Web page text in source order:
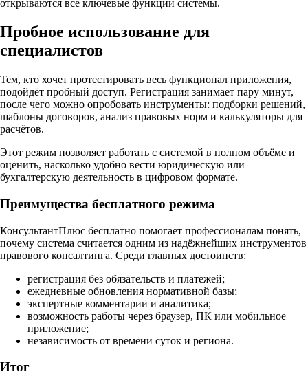
открываются все ключевые функции системы.
Пробное использование для
специалистов
Тем, кто хочет протестировать весь функционал приложения,
подойдёт пробный доступ. Регистрация занимает пару минут,
после чего можно опробовать инструменты: подборки решений,
шаблоны договоров, анализ правовых норм и калькуляторы для
расчётов.
Этот режим позволяет работать с системой в полном объёме и
оценить, насколько удобно вести юридическую или
бухгалтерскую деятельность в цифровом формате.
Преимущества бесплатного режима
КонсультантПлюс бесплатно помогает профессионалам понять,
почему система считается одним из надёжнейших инструментов
правового консалтинга. Среди главных достоинств:
регистрация без обязательств и платежей;
ежедневные обновления нормативной базы;
экспертные комментарии и аналитика;
возможность работы через браузер, ПК или мобильное
приложение;
независимость от времени суток и региона.
Итог